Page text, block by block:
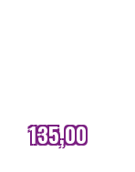
135,00
internetprijs